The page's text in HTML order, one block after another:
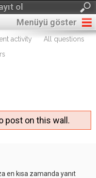
ol
Menüyü göster
activity
All questions
post on this wall.
en kısa zamanda yanıt